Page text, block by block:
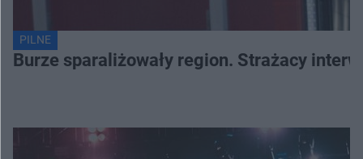
PILNE
Burze sparaliżowały region. Strażacy